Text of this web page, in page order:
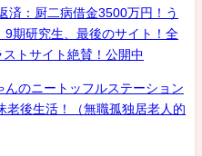
済：厨二病借金3500万円！う
期研究生、最後のサイト！全
トサイト絶賛！公開中
のニートッフルステーション
老後生活！（無職孤独居老人的